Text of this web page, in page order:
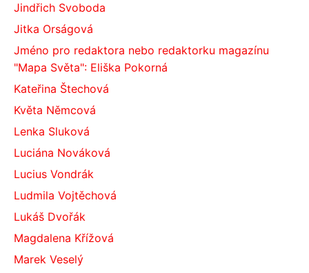
Jindřich Svoboda
Jitka Orságová
Jméno pro redaktora nebo redaktorku magazínu
"Mapa Světa": Eliška Pokorná
Kateřina Štechová
Květa Němcová
Lenka Sluková
Luciána Nováková
Lucius Vondrák
Ludmila Vojtěchová
Lukáš Dvořák
Magdalena Křížová
Marek Veselý